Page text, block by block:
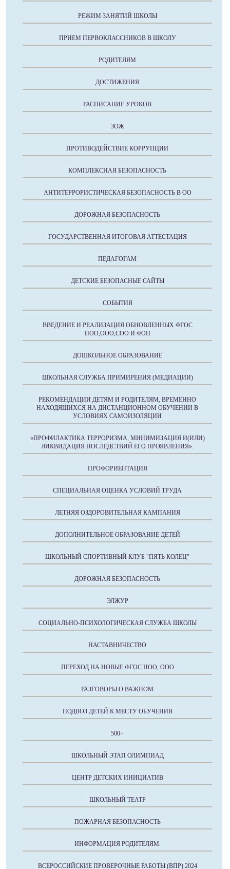
РЕЖИМ ЗАНЯТИЙ ШКОЛЫ
ПРИЕМ ПЕРВОКЛАССНИКОВ В ШКОЛУ
РОДИТЕЛЯМ
ДОСТИЖЕНИЯ
РАСПИСАНИЕ УРОКОВ
ЗОЖ
ПРОТИВОДЕЙСТВИЕ КОРРУПЦИИ
КОМПЛЕКСНАЯ БЕЗОПАСНОСТЬ
АНТИТЕРРОРИСТИЧЕСКАЯ БЕЗОПАСНОСТЬ В ОО
ДОРОЖНАЯ БЕЗОПАСНОСТЬ
ГОСУДАРСТВЕННАЯ ИТОГОВАЯ АТТЕСТАЦИЯ
ПЕДАГОГАМ
ДЕТСКИЕ БЕЗОПАСНЫЕ САЙТЫ
СОБЫТИЯ
ВВЕДЕНИЕ И РЕАЛИЗАЦИЯ ОБНОВЛЕННЫХ ФГОС
НОО,ООО,СОО И ФОП
ДОШКОЛЬНОЕ ОБРАЗОВАНИЕ
ШКОЛЬНАЯ СЛУЖБА ПРИМИРЕНИЯ (МЕДИАЦИИ)
РЕКОМЕНДАЦИИ ДЕТЯМ И РОДИТЕЛЯМ, ВРЕМЕННО
НАХОДЯЩИХСЯ НА ДИСТАНЦИОННОМ ОБУЧЕНИИ В
УСЛОВИЯХ САМОИЗОЛЯЦИИ
«ПРОФИЛАКТИКА ТЕРРОРИЗМА, МИНИМИЗАЦИЯ И(ИЛИ)
ЛИКВИДАЦИЯ ПОСЛЕДСТВИЙ ЕГО ПРОЯВЛЕНИЯ».
ПРОФОРИЕНТАЦИЯ
СПЕЦИАЛЬНАЯ ОЦЕНКА УСЛОВИЙ ТРУДА
ЛЕТНЯЯ ОЗДОРОВИТЕЛЬНАЯ КАМПАНИЯ
ДОПОЛНИТЕЛЬНОЕ ОБРАЗОВАНИЕ ДЕТЕЙ
ШКОЛЬНЫЙ СПОРТИВНЫЙ КЛУБ "ПЯТЬ КОЛЕЦ"
ДОРОЖНАЯ БЕЗОПАСНОСТЬ
ЭЛЖУР
СОЦИАЛЬНО-ПСИХОЛОГИЧЕСКАЯ СЛУЖБА ШКОЛЫ
НАСТАВНИЧЕСТВО
ПЕРЕХОД НА НОВЫЕ ФГОС НОО, ООО
РАЗГОВОРЫ О ВАЖНОМ
ПОДВОЗ ДЕТЕЙ К МЕСТУ ОБУЧЕНИЯ
500+
ШКОЛЬНЫЙ ЭТАП ОЛИМПИАД
ЦЕНТР ДЕТСКИХ ИНИЦИАТИВ
ШКОЛЬНЫЙ ТЕАТР
ПОЖАРНАЯ БЕЗОПАСНОСТЬ
ИНФОРМАЦИЯ РОДИТЕЛЯМ.
ВСЕРОССИЙСКИЕ ПРОВЕРОЧНЫЕ РАБОТЫ (ВПР) 2024